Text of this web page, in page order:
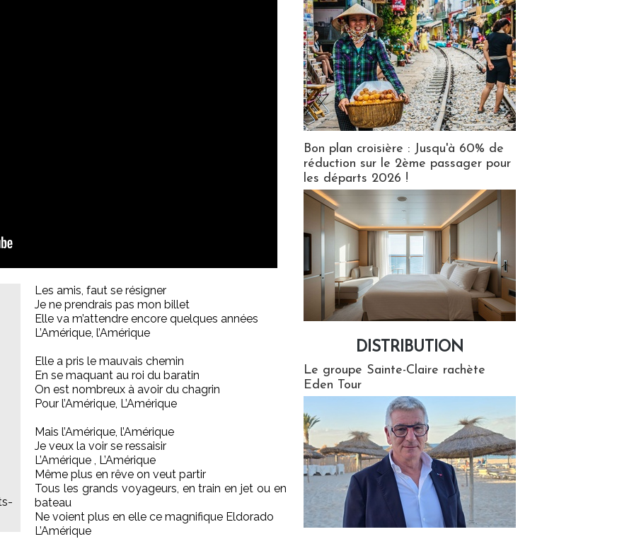
Les amis, faut se résigner
Je ne prendrais pas mon billet
Elle va m’attendre encore quelques années
L’Amérique, l’Amérique
Elle a pris le mauvais chemin
En se maquant au roi du baratin
On est nombreux à avoir du chagrin
Pour l’Amérique, L’Amérique
Mais l’Amérique, l’Amérique
Je veux la voir se ressaisir
L’Amérique , L’Amérique
Même plus en rêve on veut partir
Tous les grands voyageurs, en train en jet ou en
bateau
Ne voient plus en elle ce magnifique Eldorado
L’Amérique
Bon plan croisière : Jusqu'à 60% de
réduction sur le 2ème passager pour
les départs 2026 !
DISTRIBUTION
Le groupe Sainte-Claire rachète
Eden Tour